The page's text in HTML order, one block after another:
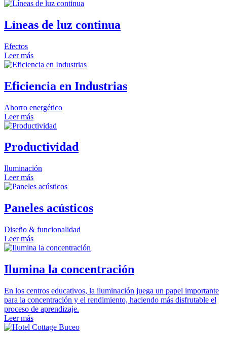
Líneas de luz continua
Efectos
Leer más
Eficiencia en Industrias
Ahorro energético
Leer más
Productividad
Iluminación
Leer más
Paneles acústicos
Diseño & funcionalidad
Leer más
Ilumina la concentración
En los centros educativos, la iluminación juega un papel importante
para la concentración y el rendimiento, haciendo más disfrutable el
proceso de aprendizaje.
Leer más